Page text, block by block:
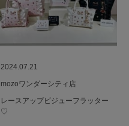
2024.07.21
mozoワンダーシティ店
レースアップビジューフラッター
♡